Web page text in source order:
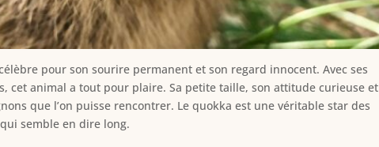
pour son sourire permanent et son regard innocent. Avec ses
cet animal a tout pour plaire. Sa petite taille, son attitude curieuse et
que l’on puisse rencontrer. Le quokka est une véritable star des
semble en dire long.